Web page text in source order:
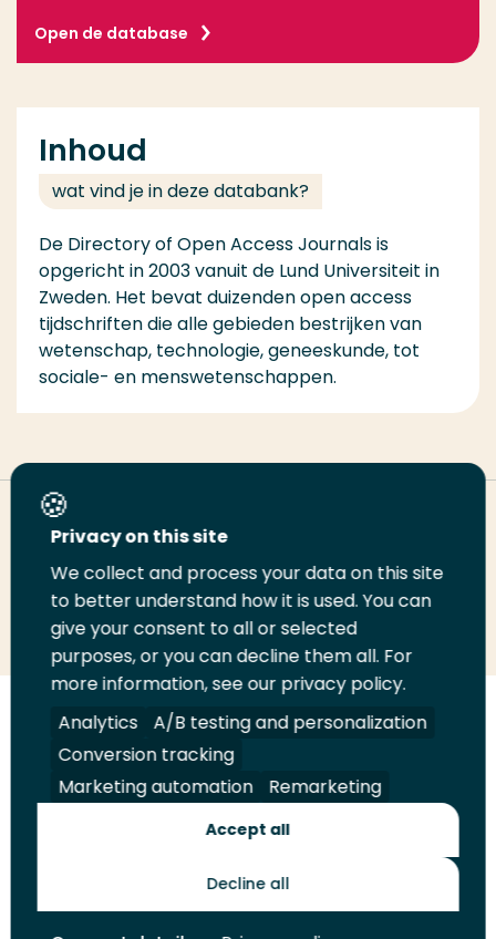
Open de database
Inhoud
wat vind je in deze databank?
De Directory of Open Access Journals is
opgericht in 2003 vanuit de Lund Universiteit in
Zweden. Het bevat duizenden open access
tijdschriften die alle gebieden bestrijken van
wetenschap, technologie, geneeskunde, tot
sociale- en menswetenschappen.
Deel deze pagina
Deel
LinkedIn
Deel
op
Twitter
Deel
op
Facebook
Email
deze
pagina
Print
deze
pagina
Volg
ons
op
LinkedIn
Volg
ons
op
Facebook
Volg
ons
op
YouTube
Volg
ons
op
Instagram
Juridisch Security A-Z Index
Contact
Toekomstmakers
Privacy on this site
We collect and process your data on this site
to better understand how it is used. You can
give your consent to all or selected
purposes, or you can decline them all. For
more information, see our privacy policy.
Analytics
A/B testing and personalization
Conversion tracking
Marketing automation
Remarketing
Accept all
Decline all